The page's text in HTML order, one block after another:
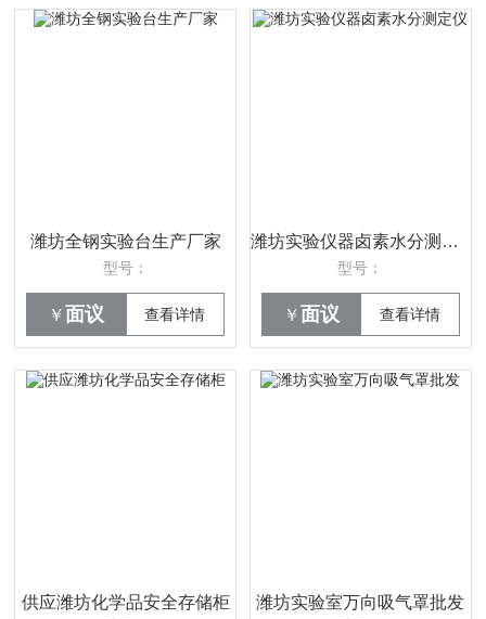
潍坊全钢实验台生产厂家
型号：
￥ 面议 查看详情
潍坊实验仪器卤素水分测定仪
型号：
￥ 面议 查看详情
供应潍坊化学品安全存储柜 潍坊实验室万向吸气罩批发